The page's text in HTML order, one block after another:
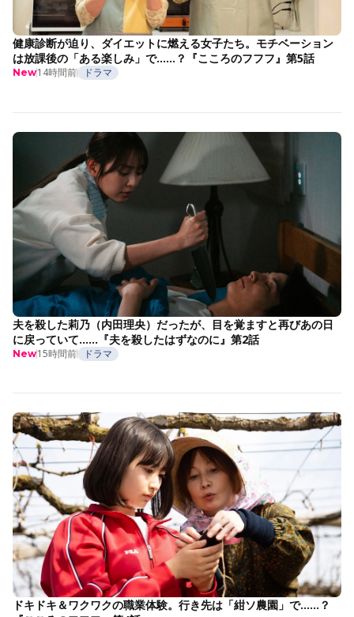
健康診断が迫り、ダイエットに燃える女子たち。モチベーション
は放課後の「ある楽しみ」で……？『こころのフフフ』第5話
New14時間前 ドラマ
夫を殺した莉乃（内田理央）だったが、目を覚ますと再びあの日
に戻っていて……『夫を殺したはずなのに』第2話
New15時間前 ドラマ
ドキドキ＆ワクワクの職業体験。行き先は「紺ソ農園」で……？